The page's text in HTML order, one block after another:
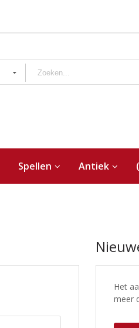
Spellen Antiek
Het
meer